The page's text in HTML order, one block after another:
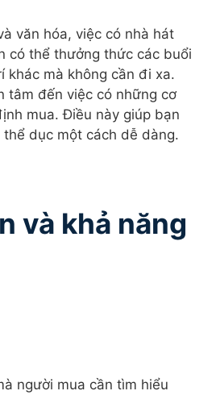
văn hóa, việc có nhà hát
có thể thưởng thức các buổi
khác mà không cần đi xa.
tâm đến việc có những cơ
mua. Điều này giúp bạn
dục một cách dễ dàng.
và khả năng
người mua cần tìm hiểu